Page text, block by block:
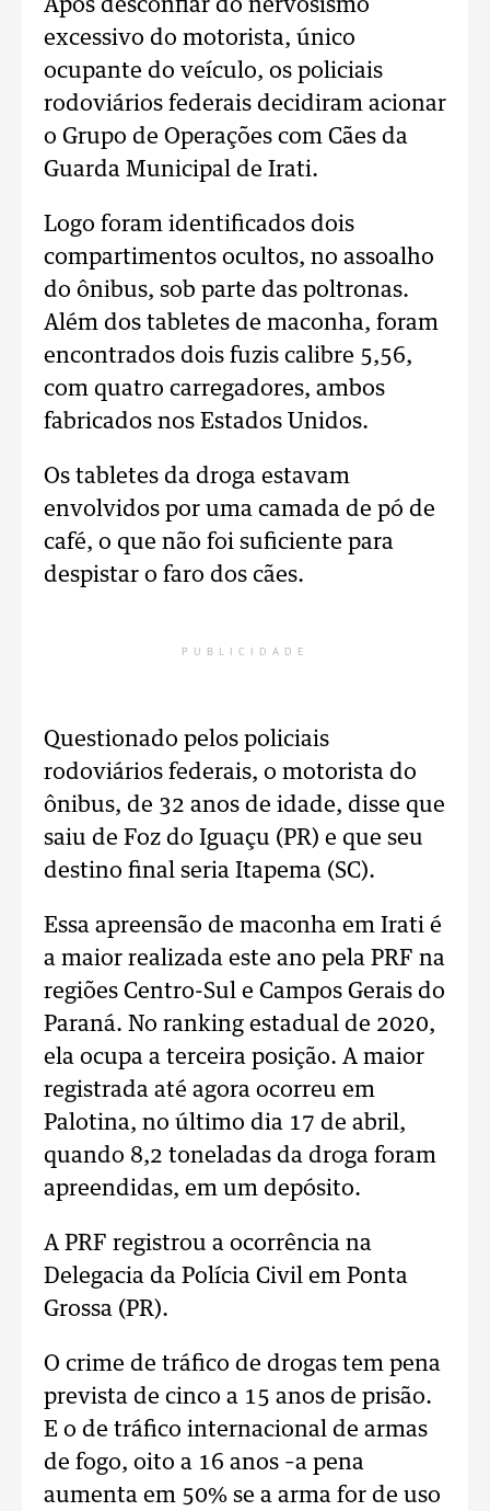
Após desconfiar do nervosismo
excessivo do motorista, único
ocupante do veículo, os policiais
rodoviários federais decidiram acionar
o Grupo de Operações com Cães da
Guarda Municipal de Irati.
Logo foram identificados dois
compartimentos ocultos, no assoalho
do ônibus, sob parte das poltronas.
Além dos tabletes de maconha, foram
encontrados dois fuzis calibre 5,56,
com quatro carregadores, ambos
fabricados nos Estados Unidos.
Os tabletes da droga estavam
envolvidos por uma camada de pó de
café, o que não foi suficiente para
despistar o faro dos cães.
PUBLICIDADE
Questionado pelos policiais
rodoviários federais, o motorista do
ônibus, de 32 anos de idade, disse que
saiu de Foz do Iguaçu (PR) e que seu
destino final seria Itapema (SC).
Essa apreensão de maconha em Irati é
a maior realizada este ano pela PRF na
regiões Centro-Sul e Campos Gerais do
Paraná. No ranking estadual de 2020,
ela ocupa a terceira posição. A maior
registrada até agora ocorreu em
Palotina, no último dia 17 de abril,
quando 8,2 toneladas da droga foram
apreendidas, em um depósito.
A PRF registrou a ocorrência na
Delegacia da Polícia Civil em Ponta
Grossa (PR).
O crime de tráfico de drogas tem pena
prevista de cinco a 15 anos de prisão.
E o de tráfico internacional de armas
de fogo, oito a 16 anos –a pena
aumenta em 50% se a arma for de uso